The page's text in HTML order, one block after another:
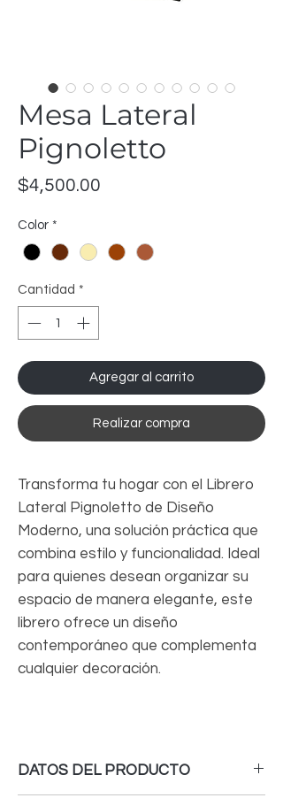
Mesa Lateral
Pignoletto
$4,500.00
Color *
Cantidad *
Agregar al carrito
Realizar compra
Transforma tu hogar con el Librero
Lateral Pignoletto de Diseño
Moderno, una solución práctica que
combina estilo y funcionalidad. Ideal
para quienes desean organizar su
espacio de manera elegante, este
librero ofrece un diseño
contemporáneo que complementa
cualquier decoración.
DATOS DEL PRODUCTO